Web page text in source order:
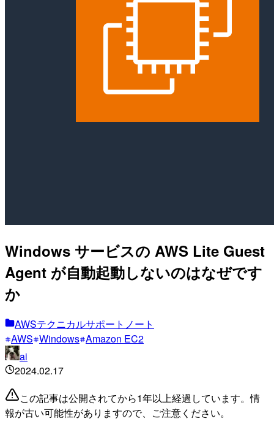
Windows サービスの AWS Lite Guest
Agent が自動起動しないのはなぜです
か
AWSテクニカルサポートノート
AWS Windows Amazon EC2
ai
2024.02.17
この記事は公開されてから1年以上経過しています。情
報が古い可能性がありますので、ご注意ください。